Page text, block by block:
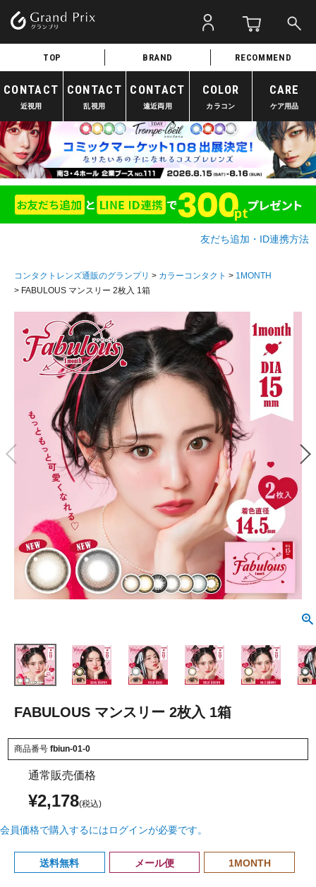
TOP BRAND RECOMMEND
CONTACT
近視用
CONTACT
乱視用
CONTACT
遠近両用
COLOR
カラコン
CARE
ケア用品
友だち追加・ID連携方法
コンタクトレンズ通販のグランプリ カラーコンタクト
1MONTH
FABULOUS マンスリー 2枚入 1箱
FABULOUS マンスリー 2枚入 1箱
商品番号 fbiun-01-0
通常販売価格
¥2,178
会員価格で購入するにはログインが必要です。
送料無料 メール便 1MONTH